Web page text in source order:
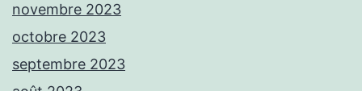
novembre 2023
octobre 2023
septembre 2023